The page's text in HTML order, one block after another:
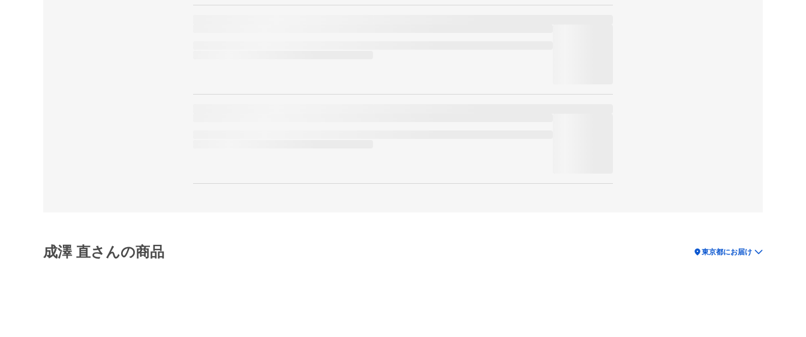
成澤 直さんの商品 location_on東京都にお届け